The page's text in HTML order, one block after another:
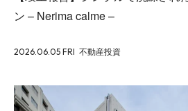
Seminar
Recruit
ン – Nerima calme –
2026.06.05 FRI 不動産投資